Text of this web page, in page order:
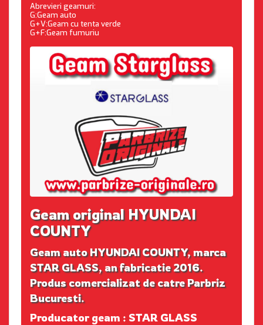
Abrevieri geamuri:
G:Geam auto
G+V:Geam cu tenta verde
G+F:Geam fumuriu
Geam original HYUNDAI
COUNTY
Geam auto HYUNDAI COUNTY, marca
STAR GLASS, an fabricatie 2016.
Produs comercializat de catre Parbriz
Bucuresti.
Producator geam : STAR GLASS